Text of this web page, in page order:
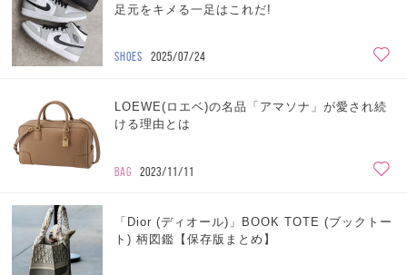
足元をキメる一足はこれだ!
SHOES 2025/07/24
LOEWE(ロエベ)の名品「アマソナ」が愛され続
ける理由とは
BAG 2023/11/11
「Dior (ディオール)」BOOK TOTE (ブックトー
ト) 柄図鑑【保存版まとめ】